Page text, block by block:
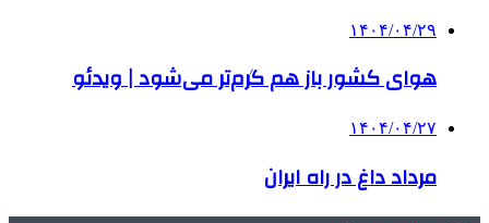
۱۴۰۴/۰۴/۲۹
هوای کشور باز هم گرم‌تر می‌شود | ویدئو
۱۴۰۴/۰۴/۲۷
مرداد داغ در راه ایران